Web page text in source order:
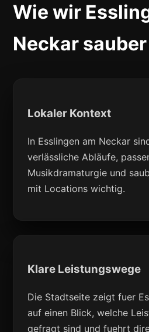
Wie wir
Neckar
Lokaler Kontext
In Esslingen am Neckar
verlässliche Abläufe,
Musikdramaturgie und
mit Locations wichtig.
Klare Leistungswege
Die Stadtseite zeigt fuer
auf einen Blick, welche
gefragt sind und fuehrt